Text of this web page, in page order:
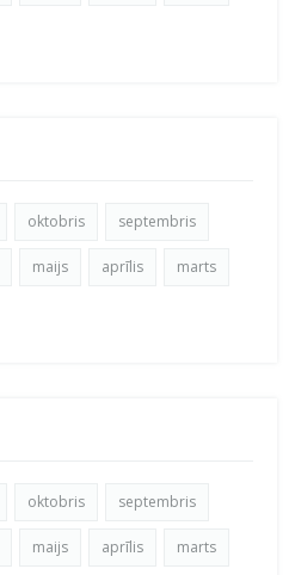
oktobris septembris
maijs aprīlis marts
oktobris septembris
maijs aprīlis marts